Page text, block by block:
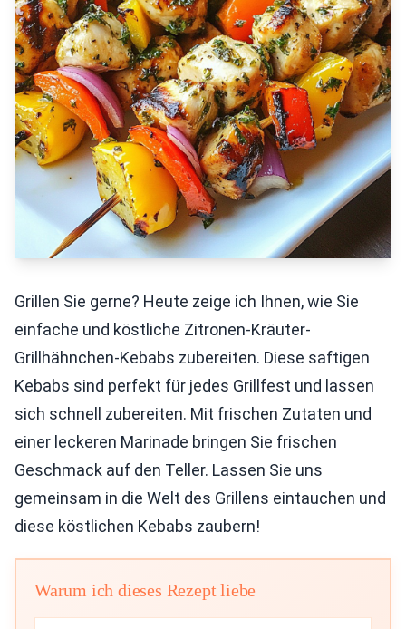
Grillen Sie gerne? Heute zeige ich Ihnen, wie Sie
einfache und köstliche Zitronen-Kräuter-
Grillhähnchen-Kebabs zubereiten. Diese saftigen
Kebabs sind perfekt für jedes Grillfest und lassen
sich schnell zubereiten. Mit frischen Zutaten und
einer leckeren Marinade bringen Sie frischen
Geschmack auf den Teller. Lassen Sie uns
gemeinsam in die Welt des Grillens eintauchen und
diese köstlichen Kebabs zaubern!
Warum ich dieses Rezept liebe